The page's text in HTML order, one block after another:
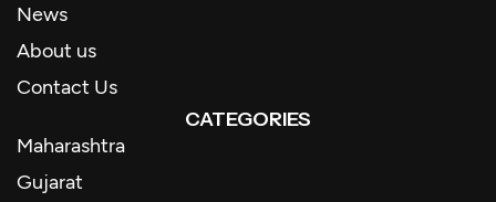
News
About us
Contact Us
CATEGORIES
Maharashtra
Gujarat